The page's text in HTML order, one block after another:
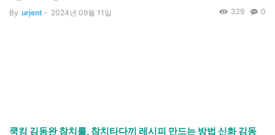
By urjent - 2024년 09월 11일 0
329
쿡킹 김동완 참치롤, 참치타다끼 레시피 만드는 방법 신화 김동